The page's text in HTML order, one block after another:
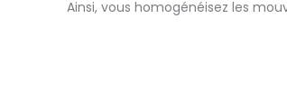
Ainsi, vous homogénéisez les